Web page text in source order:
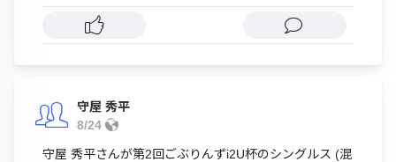
守屋 秀平
8/24
守屋 秀平さんが第2回ごぶりんずi2U杯のシングルス (混